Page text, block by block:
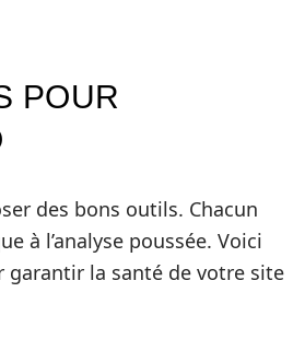
POUR
des bons outils. Chacun
à l’analyse poussée. Voici
garantir la santé de votre site